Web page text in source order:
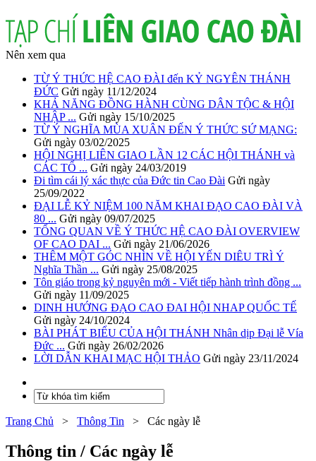
Nên xem qua
TỪ Ý THỨC HỆ CAO ĐÀI đến KỶ NGYÊN THÁNH
ĐỨC Gửi ngày 11/12/2024
KHẢ NĂNG ĐỒNG HÀNH CÙNG DÂN TỘC & HỘI
NHẬP ... Gửi ngày 15/10/2025
TỪ Ý NGHĨA MÙA XUÂN ĐẾN Ý THỨC SỨ MẠNG:
Gửi ngày 03/02/2025
HỘI NGHỊ LIÊN GIAO LẦN 12 CÁC HỘI THÁNH và
CÁC TỔ ... Gửi ngày 24/03/2019
Đi tìm cái lý xác thực của Đức tin Cao Đài Gửi ngày
25/09/2022
ĐẠI LỄ KỶ NIỆM 100 NĂM KHAI ĐẠO CAO ĐÀI VÀ
80 ... Gửi ngày 09/07/2025
TỔNG QUAN VỀ Ý THỨC HỆ CAO ĐÀI OVERVIEW
OF CAO DAI ... Gửi ngày 21/06/2026
THÊM MỘT GÓC NHÌN VỀ HỘI YẾN DIÊU TRÌ Ý
Nghĩa Thần ... Gửi ngày 25/08/2025
Tôn giáo trong kỷ nguyên mới - Viết tiếp hành trình đồng ...
Gửi ngày 11/09/2025
DINH HƯỚNG ĐẠO CAO ĐAI HỘI NHAP QUỐC TẾ
Gửi ngày 24/10/2024
BÀI PHÁT BIỂU CỦA HỘI THÁNH Nhân dịp Đại lễ Vía
Đức ... Gửi ngày 26/02/2026
LỜI DẪN KHAI MẠC HỘI THẢO Gửi ngày 23/11/2024
Trang Chủ > Thông Tin > Các ngày lễ
Thông tin / Các ngày lễ